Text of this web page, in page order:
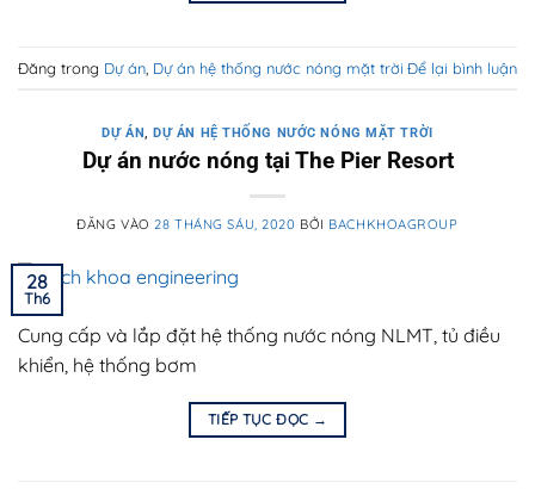
Đăng trong Dự án Dự án hệ thống nước nóng mặt trời Để lại bình luận
DỰ ÁN, DỰ ÁN HỆ THỐNG NƯỚC NÓNG MẶT TRỜI
Dự án nước nóng tại The Pier Resort
ĐĂNG VÀO28 THÁNG SÁU, 2020 BỞI BACHKHOAGROUP
28
Th6
Cung cấp và lắp đặt hệ thống nước nóng NLMT, tủ điều
khiển, hệ thống bơm
TIẾP TỤC ĐỌC →